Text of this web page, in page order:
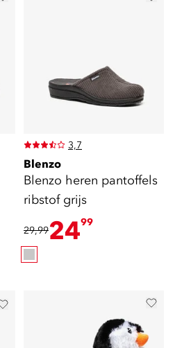
3,7
Blenzo
Blenzo heren pantoffels
ribstof grijs
29,992499